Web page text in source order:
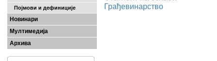
Појмови и дефиниције
Новинари
Мултимедија
Архива
Грађевинарство